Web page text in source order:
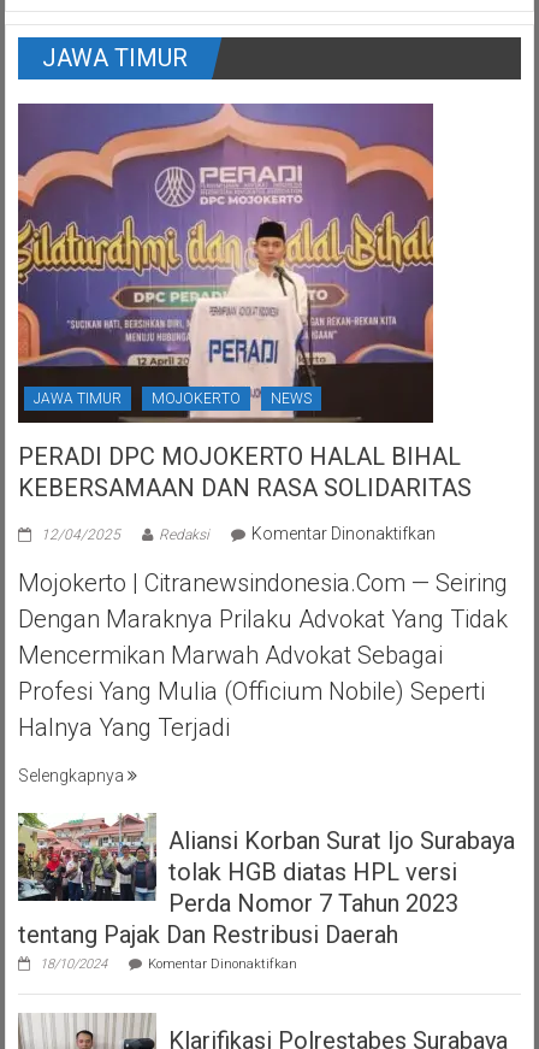
JAWA TIMUR
JAWA TIMUR MOJOKERTO NEWS
PERADI DPC MOJOKERTO HALAL BIHAL
KEBERSAMAAN DAN RASA SOLIDARITAS
12/04/2025 Redaksi Komentar Dinonaktifkan
DPC
MOJOKERTO
HALAL
BIHAL
DAN
Mojokerto | Citranewsindonesia.com — Seiring
Dengan Maraknya Prilaku Advokat Yang Tidak
Mencermikan Marwah Advokat Sebagai
Profesi Yang Mulia (officium Nobile) Seperti
Halnya Yang Terjadi
Selengkapnya
Aliansi Korban Surat Ijo Surabaya
tolak HGB diatas HPL versi
Perda Nomor 7 Tahun 2023
tentang Pajak Dan Restribusi Daerah
18/10/2024 Komentar Dinonaktifkan
Korban
Ijo
Klarifikasi Polrestabes Surabaya